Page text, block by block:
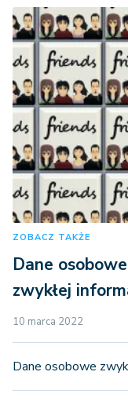
ZOBACZ TAKŻE
Dane
zwykłej
10 marca 2022
Dane osobowe